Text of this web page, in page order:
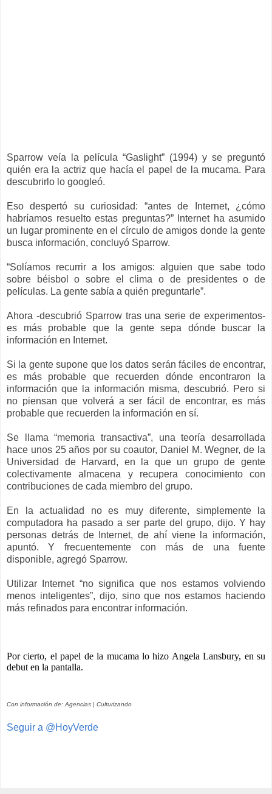
Sparrow veía la película “Gaslight” (1994) y se preguntó
quién era la actriz que hacía el papel de la mucama. Para
descubrirlo lo googleó.
Eso despertó su curiosidad: “antes de Internet, ¿cómo
habríamos resuelto estas preguntas?” Internet ha asumido
un lugar prominente en el círculo de amigos donde la gente
busca información, concluyó Sparrow.
“Solíamos recurrir a los amigos: alguien que sabe todo
sobre béisbol o sobre el clima o de presidentes o de
películas. La gente sabía a quién preguntarle”.
Ahora -descubrió Sparrow tras una serie de experimentos-
es más probable que la gente sepa dónde buscar la
información en Internet.
Si la gente supone que los datos serán fáciles de encontrar,
es más probable que recuerden dónde encontraron la
información que la información misma, descubrió. Pero si
no piensan que volverá a ser fácil de encontrar, es más
probable que recuerden la información en sí.
Se llama “memoria transactiva”, una teoría desarrollada
hace unos 25 años por su coautor, Daniel M. Wegner, de la
Universidad de Harvard, en la que un grupo de gente
colectivamente almacena y recupera conocimiento con
contribuciones de cada miembro del grupo.
En la actualidad no es muy diferente, simplemente la
computadora ha pasado a ser parte del grupo, dijo. Y hay
personas detrás de Internet, de ahí viene la información,
apuntó. Y frecuentemente con más de una fuente
disponible, agregó Sparrow.
Utilizar Internet “no significa que nos estamos volviendo
menos inteligentes”, dijo, sino que nos estamos haciendo
más refinados para encontrar información.
Por cierto, el papel de la mucama lo hizo Angela Lansbury, en su
debut en la pantalla.
Con información de: Agencias | Culturizando
Seguir a @HoyVerde